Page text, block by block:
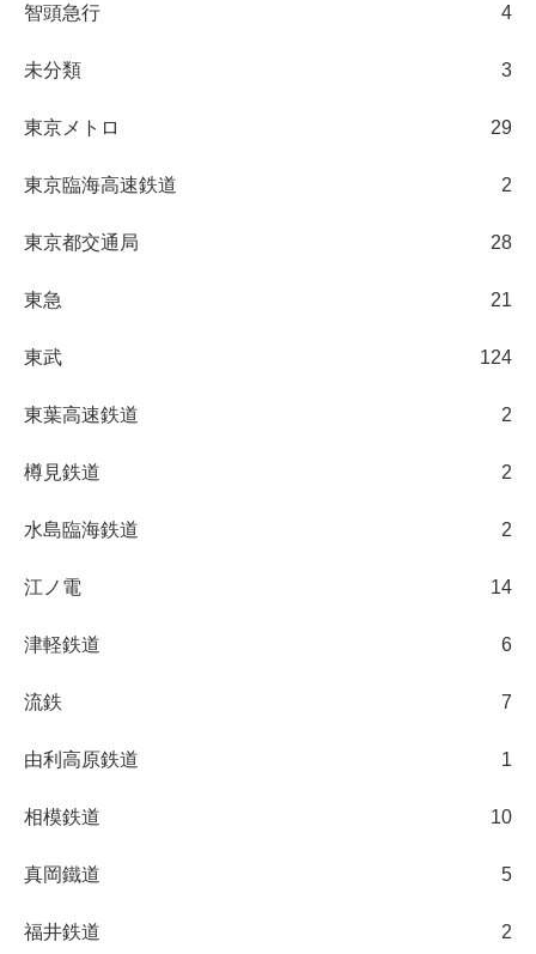
智頭急行 4
未分類 3
東京メトロ 29
東京臨海高速鉄道 2
東京都交通局 28
東急 21
東武 124
東葉高速鉄道 2
樽見鉄道 2
水島臨海鉄道 2
江ノ電 14
津軽鉄道 6
流鉄 7
由利高原鉄道 1
相模鉄道 10
真岡鐵道 5
福井鉄道 2